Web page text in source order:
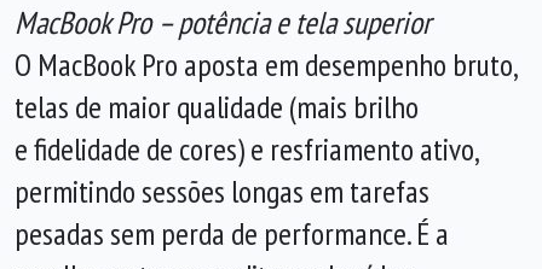
MacBook Pro – potência e tela superior
O MacBook Pro aposta em desempenho bruto,
telas de maior qualidade (mais brilho
e fidelidade de cores) e resfriamento ativo,
permitindo sessões longas em tarefas
pesadas sem perda de performance. É a